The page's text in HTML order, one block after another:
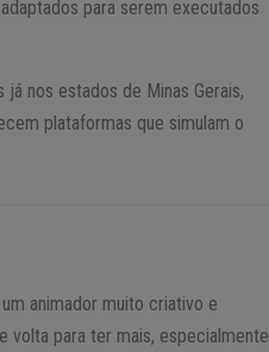
para serem executados
nos estados de Minas Gerais,
plataformas que simulam o
animador muito criativo e
volta para ter mais, especialmente